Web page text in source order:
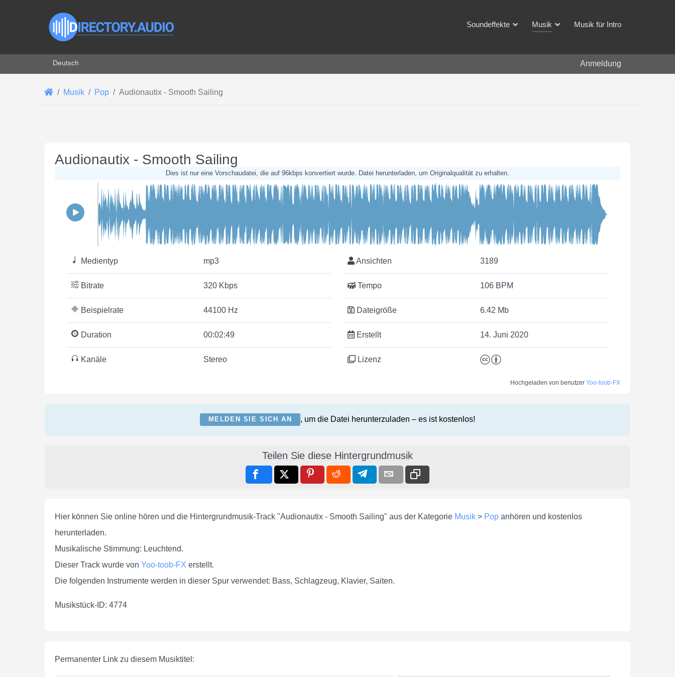
Soundeffekte Musik Musik für Intro
Sprache auswählen
Deutsch Anmeldung
Musik Pop Audionautix - Smooth Sailing
Audionautix - Smooth Sailing
Dies ist nur eine Vorschaudatei, die auf 96kbps konvertiert wurde. Datei herunterladen, um Originalqualität zu erhalten.
Medientyp mp3
Bitrate 320 Kbps
Beispielrate 44100 Hz
Duration 00:02:49
Kanäle Stereo
Ansichten 3189
Tempo 106 BPM
Dateigröße 6.42 Mb
Erstellt 14. Juni 2020
Lizenz
Hochgeladen von benutzer Yoo-toob-FX
MELDEN SIE SICH AN , um die Datei herunterzuladen – es ist kostenlos!
Teilen Sie diese Hintergrundmusik
Hier können Sie online hören und die Hintergrundmusik-Track "Audionautix - Smooth Sailing" aus der Kategorie Musik > Pop anhören und kostenlos
herunterladen.
Musikalische Stimmung: Leuchtend.
Dieser Track wurde von Yoo-toob-FX erstellt.
Die folgenden Instrumente werden in dieser Spur verwendet: Bass, Schlagzeug, Klavier, Saiten.
Musikstück-ID: 4774
Permanenter Link zu diesem Musiktitel: